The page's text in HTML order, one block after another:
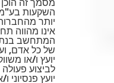
השקעות בע"מ
יותר
אינו מהווה
המתחשב
של כל אדם,
יועץ ו/או
לביצוע
יועץ פנסיוני